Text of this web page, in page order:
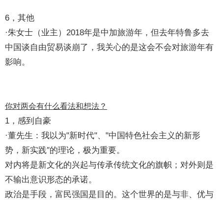
6，其他
·朱女士（业主）2018年是中加旅游年，但去年特鲁多去
中国谈自由贸易谈崩了，我关心的是这会不会对旅游年有
影响。
你对两会有什么看法和想法？
1，感到自豪
·董先生：我以为"新时代"、"中国特色社会主义的新形
势，新实践″的理论，极为重要。
对内将是新文化的兴起与传承传统文化的旗帜；对外则是
不输出意识形态的承诺。
政治是手段，富民强国是目的。这个世界的是与非、优与